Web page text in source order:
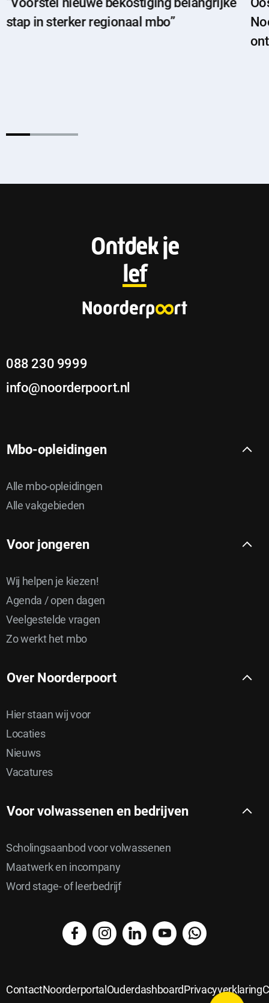
stap in sterker regionaal mbo”
email
Twitter
op
op
Delen
F
o
o
Ontdek je
lef
088 230 9999
info@noorderpoort.nl
Mbo-opleidingen
Alle mbo-opleidingen
Alle vakgebieden
Voor jongeren
Wij helpen je kiezen!
Agenda / open dagen
Veelgestelde vragen
Zo werkt het mbo
Over Noorderpoort
Hier staan wij voor
Locaties
Nieuws
Vacatures
Voor volwassenen en bedrijven
Scholingsaanbod voor volwassenen
Maatwerk en incompany
Word stage- of leerbedrijf
facebookinstagramlinkedinYouTubeWhatsApp
ContactNoorderportalOuderdashboardPrivacyverklaring